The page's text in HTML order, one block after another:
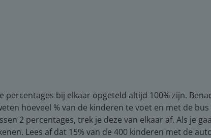
percentages bij elkaar opgeteld altijd 100% zijn.
hoeveel % van de kinderen te voet en met de bus
2 percentages, trek je deze van elkaar af. Als je
Lees af dat 15% van de 400 kinderen met de